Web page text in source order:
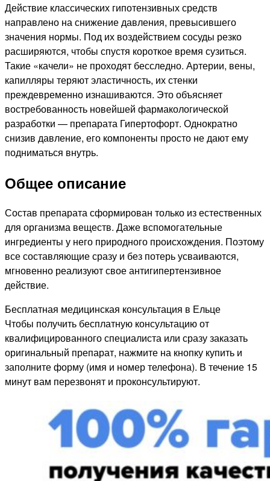
Действие классических гипотензивных средств
направлено на снижение давления, превысившего
значения нормы. Под их воздействием сосуды резко
расширяются, чтобы спустя короткое время сузиться.
Такие «качели» не проходят бесследно. Артерии, вены,
капилляры теряют эластичность, их стенки
преждевременно изнашиваются. Это объясняет
востребованность новейшей фармакологической
разработки — препарата Гипертофорт. Однократно
снизив давление, его компоненты просто не дают ему
подниматься внутрь.
Общее описание
Состав препарата сформирован только из естественных
для организма веществ. Даже вспомогательные
ингредиенты у него природного происхождения. Поэтому
все составляющие сразу и без потерь усваиваются,
мгновенно реализуют свое антигипертензивное
действие.
Бесплатная медицинская консультация в Ельце
Чтобы получить бесплатную консультацию от
квалифицированного специалиста или сразу заказать
оригинальный препарат, нажмите на кнопку купить и
заполните форму (имя и номер телефона). В течение 15
минут вам перезвонят и проконсультируют.